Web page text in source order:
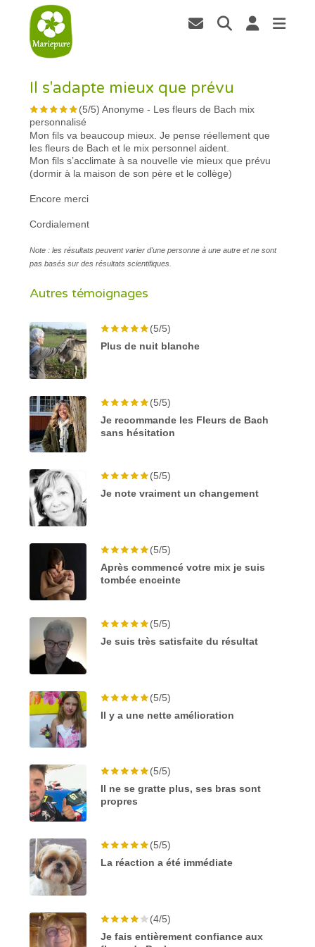
Il s'adapte mieux que prévu
(5/5)Anonyme - Les fleurs de Bach mix
personnalisé
Mon fils va beaucoup mieux. Je pense réellement que
les fleurs de Bach et le mix personnel aident.
Mon fils s’acclimate à sa nouvelle vie mieux que prévu
(dormir à la maison de son père et le collège)
Encore merci
Cordialement
Note : les résultats peuvent varier d'une personne à une autre et ne sont
pas basés sur des résultats scientifiques.
Autres témoignages
(5/5)
Plus de nuit blanche
(5/5)
Je recommande les Fleurs de Bach
sans hésitation
(5/5)
Je note vraiment un changement
(5/5)
Après commencé votre mix je suis
tombée enceinte
(5/5)
Je suis très satisfaite du résultat
(5/5)
Il y a une nette amélioration
(5/5)
Il ne se gratte plus, ses bras sont
propres
(5/5)
La réaction a été immédiate
(4/5)
Je fais entièrement confiance aux